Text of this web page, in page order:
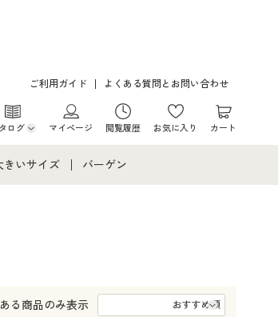
ご利用ガイド よくある質問とお問い合わせ
ログ
からのご注文
マイページ 閲覧履歴 お気に入り カート
きいサイズ バーゲン
る商品のみ表示